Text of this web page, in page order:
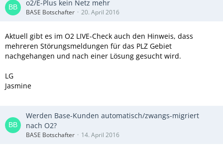
o2/E-Plus kein Netz mehr
BASE Botschafter 20. April 2016
Aktuell gibt es im O2 LIVE-Check auch den Hinweis, dass
mehreren Störungsmeldungen für das PLZ Gebiet
nachgehangen und nach einer Lösung gesucht wird.
LG
Jasmine
Werden Base-Kunden automatisch/zwangs-migriert
nach O2?
BASE Botschafter 14. April 2016